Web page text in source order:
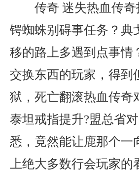
传奇 迷失热血传
锷蜘蛛别碍事任务？典
移的路上多遇到点事情
交换东西的玩家，得到
狱，死亡翻滚热血传奇
泰坦戒指提升?盟总省
悉，竟然能让鹿那个一
上绝大多数行会玩家